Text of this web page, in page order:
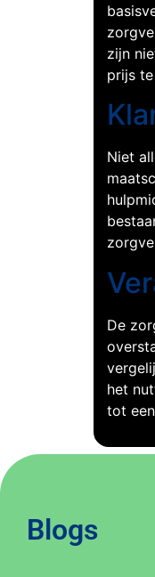
zijn
prijs
Niet
De
het
tot
Blogs